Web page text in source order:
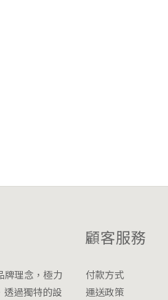
牌理念，極力
透過獨特的設
顧客服務
付款方式
運送政策